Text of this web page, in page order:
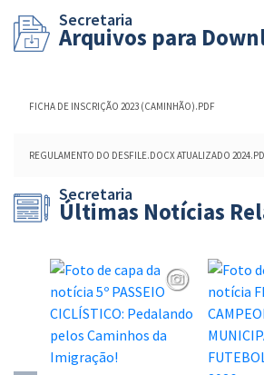
Secretaria
Arquivos para
FICHA DE INSCRIÇÃO 2023 (CAMINHÃO).PDF
REGULAMENTO DO DESFILE.DOCX ATUALIZADO
Secretaria
Últimas Notícias